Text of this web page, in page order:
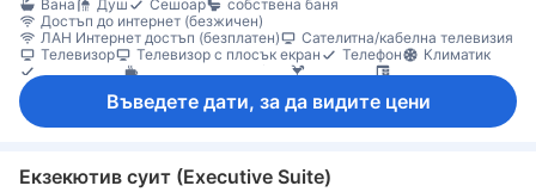
Вана
Душ Сешоар
собствена баня
Достъп до интернет (безжичен)
ЛАН Интернет достъп (безплатен)
Сателитна/кабелна телевизия
Телевизор
Телевизор с плосък екран Телефон
Климатик
Събуждане
Машина за кафе/чай Минибар
Бюро
Въведете дати, за да видите цени
Екзекютив суит (Executive Suite)